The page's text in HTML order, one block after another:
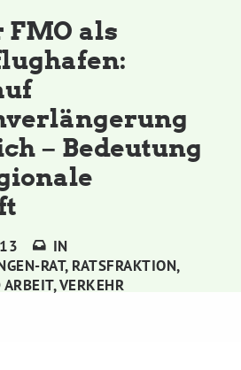
MdL
als
– Bedeutung
IN
RAT, RATSFRAKTION,
,VERKEHR